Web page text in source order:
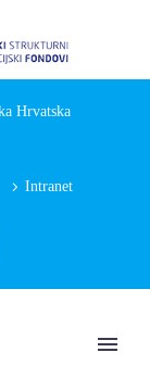
Hrvatska
Intranet